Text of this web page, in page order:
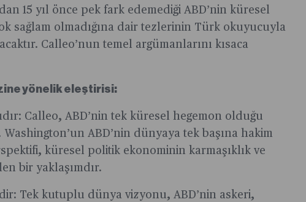
15 yıl önce pek fark edemediği ABD’nin küresel
sağlam olmadığına dair tezlerinin Türk okuyucuyla
Calleo’nun temel argümanlarını kısaca
yönelik eleştirisi:
Calleo, ABD’nin tek küresel hegemon olduğu
ABD’nin dünyaya tek başına hakim
küresel politik ekonominin karmaşıklık ve
bir yaklaşımdır.
Tek kutuplu dünya vizyonu, ABD’nin askeri,